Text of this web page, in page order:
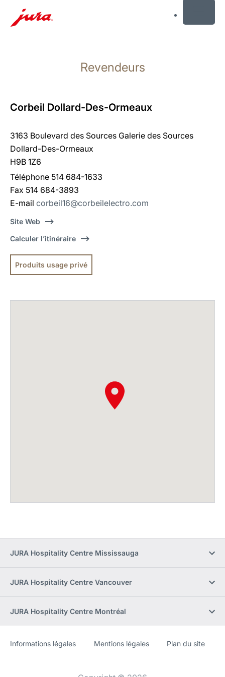
recherche
Revendeurs
Corbeil Dollard-Des-Ormeaux
3163 Boulevard des Sources Galerie des Sources
Dollard-Des-Ormeaux
H9B 1Z6
Téléphone 514 684-1633
Fax 514 684-3893
E-mail corbeil16@corbeilelectro.com
Site Web
Calculer l’itinéraire
Produits usage privé
JURA Hospitality Centre Mississauga
JURA Hospitality Centre Vancouver
JURA Hospitality Centre Montréal
Site
[Website
Informations légales Mentions légales Plan du site